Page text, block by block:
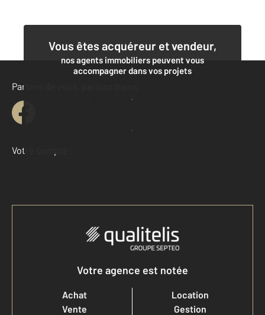
Vous êtes acquéreur et vendeur,
nos agents immobiliers peuvent vous
accompagner dans vos projets
Contacter l'agence
Demander une estimation
Parlons de vous, parlons biens
Votre compte :
Accéder à mon compte
Votre agence est notée
Achat
Vente
Location
Gestion